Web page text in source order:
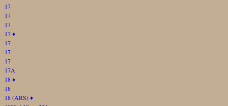
17
17
17
17♦
17
17
17
17A
18♦
18
18 (ARS)♦